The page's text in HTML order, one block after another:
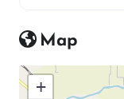
Map
+